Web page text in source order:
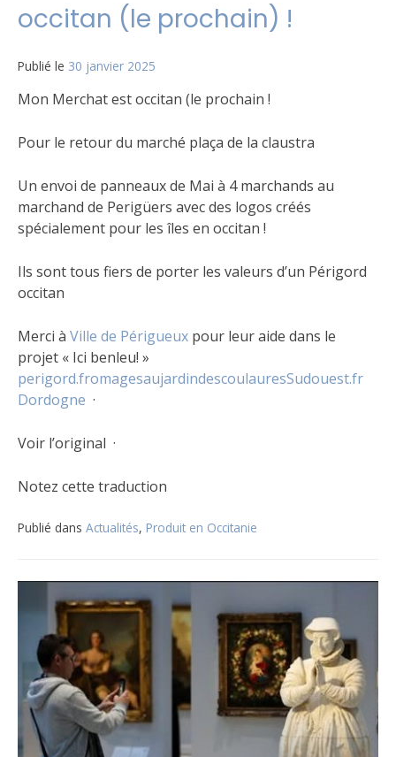
occitan (le prochain) !
Publié le 30 janvier 2025
Mon Merchat est occitan (le prochain !
Pour le retour du marché plaça de la claustra
Un envoi de panneaux de Mai à 4 marchands au
marchand de Perigüers avec des logos créés
spécialement pour les îles en occitan !
Ils sont tous fiers de porter les valeurs d’un Périgord
occitan
Merci à Ville de Périgueux pour leur aide dans le
projet « Ici benleu! »
perigord.fromagesaujardindescoulauresSudouest.fr
Dordogne ·
Voir l’original ·
Notez cette traduction
Publié dans Actualités, Produit en Occitanie